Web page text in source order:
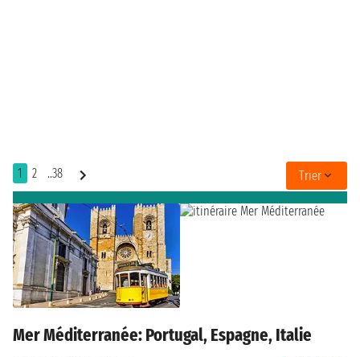
1 2 ..38 Trier
Mer Méditerranée: Portugal, Espagne, Italie